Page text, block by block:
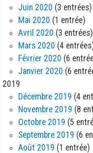
Juin 2020 (3 entrées)
Mai 2020 (1 entrée)
Avril 2020 (3 entrées)
Mars 2020 (4
Février 2020 (6
Janvier 2020 (6
2019
Décembre 2019 (4
Novembre 2019 (8
Octobre 2019 (5
Septembre 2019 (6
Août 2019 (1 entrée)